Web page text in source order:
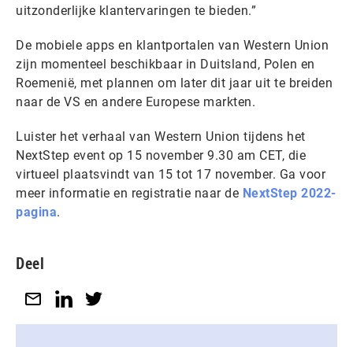
uitzonderlijke klantervaringen te bieden.”
De mobiele apps en klantportalen van Western Union
zijn momenteel beschikbaar in Duitsland, Polen en
Roemenië, met plannen om later dit jaar uit te breiden
naar de VS en andere Europese markten.
Luister het verhaal van Western Union tijdens het
NextStep event op 15 november 9.30 am CET, die
virtueel plaatsvindt van 15 tot 17 november. Ga voor
meer informatie en registratie naar de NextStep 2022-
pagina.
Deel